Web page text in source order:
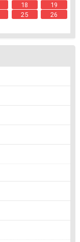
18
19
25
26